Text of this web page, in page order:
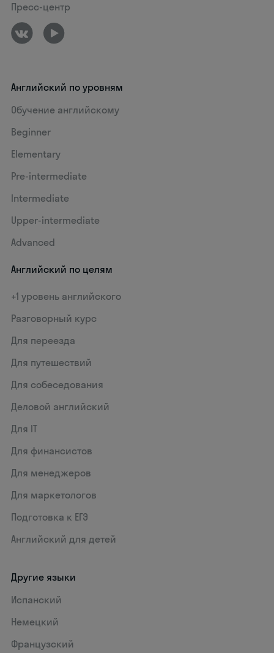
Пресс-центр
Английский по уровням
Обучение английскому
Beginner
Elementary
Pre-intermediate
Intermediate
Upper-intermediate
Advanced
Английский по целям
+1 уровень английского
Разговорный курс
Для переезда
Для путешествий
Для собеседования
Деловой английский
Для IT
Для финансистов
Для менеджеров
Для маркетологов
Подготовка к ЕГЭ
Английский для детей
Другие языки
Испанский
Немецкий
Французский